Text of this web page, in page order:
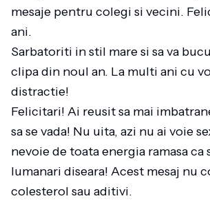
mesaje pentru colegi si vecini.
ani.
Sarbatoriti in stil mare si sa va
clipa din noul an. La multi ani cu
distractie!
Felicitari! Ai reusit sa mai
sa se vada! Nu uita, azi nu ai voie
nevoie de toata energia ramasa ca
lumanari diseara! Acest mesaj nu
colesterol sau aditivi.